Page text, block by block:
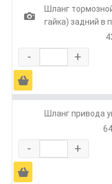
1
Шланг
гайка) задний в
- +
Ä
Шланг привода
- +
Ä